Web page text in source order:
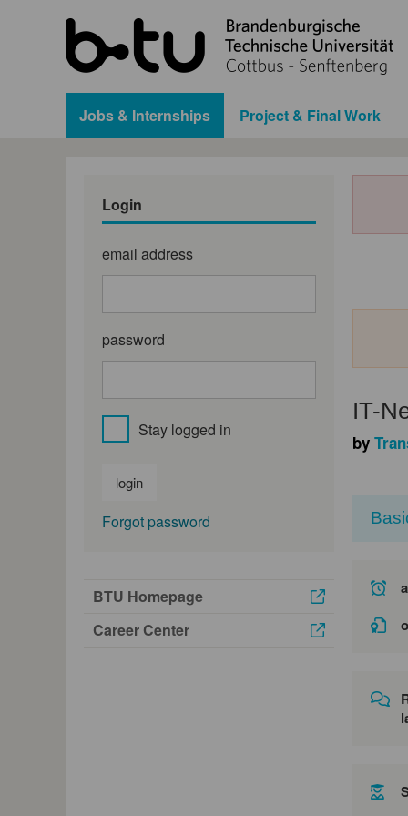
Jobs & Internships Project & Final Work
Login
email address
password
Stay logged in
login
Forgot password
BTU Homepage
Career Center
IT-
by